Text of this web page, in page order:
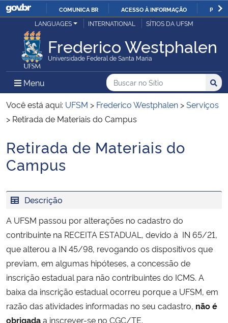
IR
O
COMUNICA BR ACESSO À INFORMAÇÃO
Ministério da Justiça e Segurança Pública
Ministério da Defesa
Ministério das Relações Exteriores
Ministério da Infraestrutura
Ministério da Cidadania
Ministério da Saúde
Ministério de Minas e Energia
Ministério da Ciência, Tecnologia, Inovações e Comunicações
LANGUAGES INTERNATIONAL SÍTIOS DA UFSM
Frederico Westphalen
Universidade Federal de Santa Maria
Menu Menu Principal do Sítio
Busca
Buscar no no Sítio
Busca:
Você está aqui: UFSM > Frederico Westphalen >Serviços
> Retirada de Materiais do Campus
Início do conteúdo
Retirada de Materiais do
Campus
Descrição
A UFSM passou por alterações no cadastro do
contribuinte na RECEITA ESTADUAL, devido à IN 65/21,
que alterou a IN 45/98, revogando os dispositivos que
previam, em algumas hipóteses, a concessão de
inscrição estadual para não contribuintes do ICMS. A
baixa da inscrição estadual ocorreu porque a UFSM, em
razão das atividades informadas no seu cadastro, não é
obrigadaa inscrever-se no CGC/TE.